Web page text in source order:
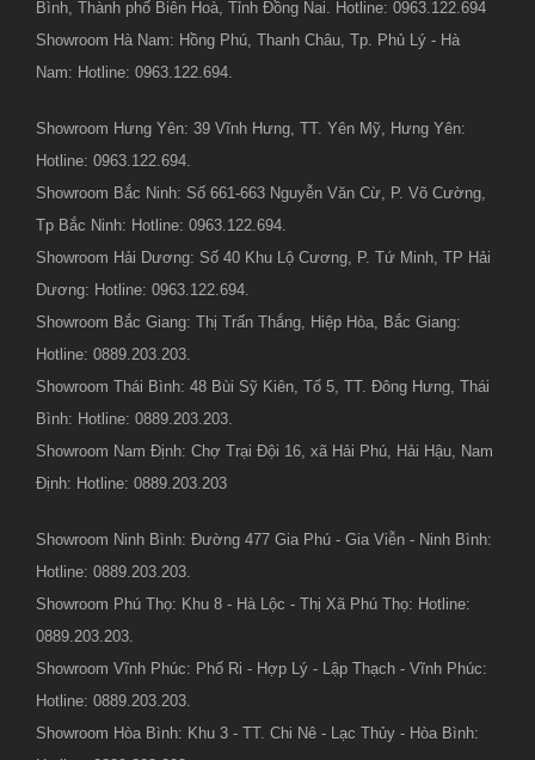
Bình, Thành phố Biên Hoà, Tỉnh Đồng Nai. Hotline: 0963.122.694
Showroom Hà Nam: Hồng Phú, Thanh Châu, Tp. Phủ Lý - Hà
Nam: Hotline: 0963.122.694.
Showroom Hưng Yên: 39 Vĩnh Hưng, TT. Yên Mỹ, Hưng Yên:
Hotline: 0963.122.694.
Showroom Bắc Ninh: Số 661-663 Nguyễn Văn Cừ, P. Võ Cường,
Tp Bắc Ninh: Hotline: 0963.122.694.
Showroom Hải Dương: Số 40 Khu Lộ Cương, P. Tứ Minh, TP Hải
Dương: Hotline: 0963.122.694.
Showroom Bắc Giang: Thị Trấn Thắng, Hiệp Hòa, Bắc Giang:
Hotline: 0889.203.203.
Showroom Thái Bình: 48 Bùi Sỹ Kiên, Tổ 5, TT. Đông Hưng, Thái
Bình: Hotline: 0889.203.203.
Showroom Nam Định: Chợ Trại Đội 16, xã Hải Phú, Hải Hậu, Nam
Định: Hotline: 0889.203.203
Showroom Ninh Bình: Đường 477 Gia Phú - Gia Viễn - Ninh Bình:
Hotline: 0889.203.203.
Showroom Phú Thọ: Khu 8 - Hà Lộc - Thị Xã Phú Thọ: Hotline:
0889.203.203.
Showroom Vĩnh Phúc: Phố Ri - Hợp Lý - Lập Thạch - Vĩnh Phúc:
Hotline: 0889.203.203.
Showroom Hòa Bình: Khu 3 - TT. Chi Nê - Lạc Thủy - Hòa Bình: